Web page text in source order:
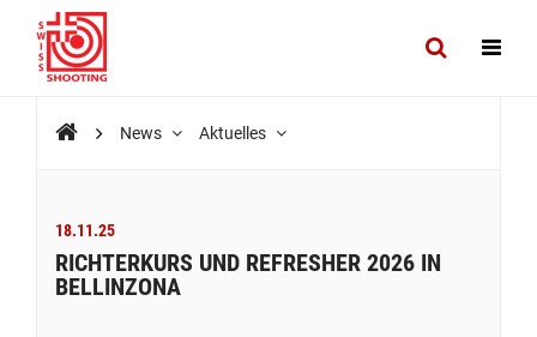
News Aktuelles
18.11.25
RICHTERKURS UND REFRESHER 2026 IN
BELLINZONA